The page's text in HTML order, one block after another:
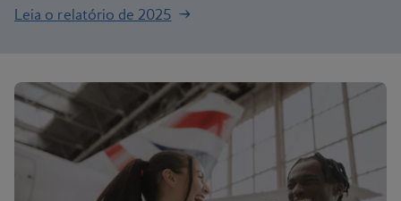
Leia o relatório de 2025